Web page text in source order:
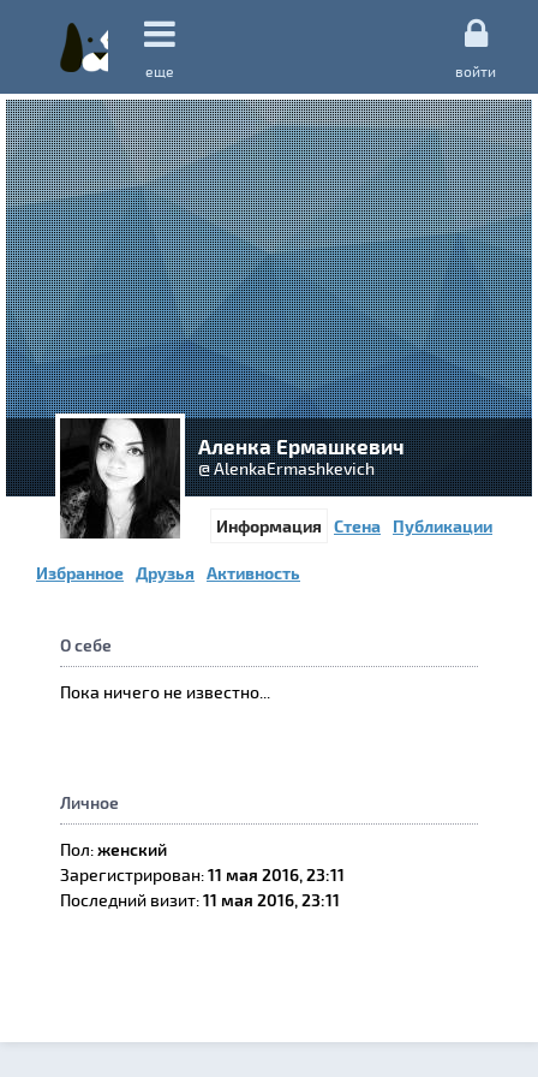
еще войти
Аленка Ермашкевич
@ AlenkaErmashkevich
Информация Стена Публикации
Избранное Друзья Активность
О себе
Пока ничего не известно...
Личное
Пол:женский
Зарегистрирован:11 мая 2016, 23:11
Последний визит:11 мая 2016, 23:11